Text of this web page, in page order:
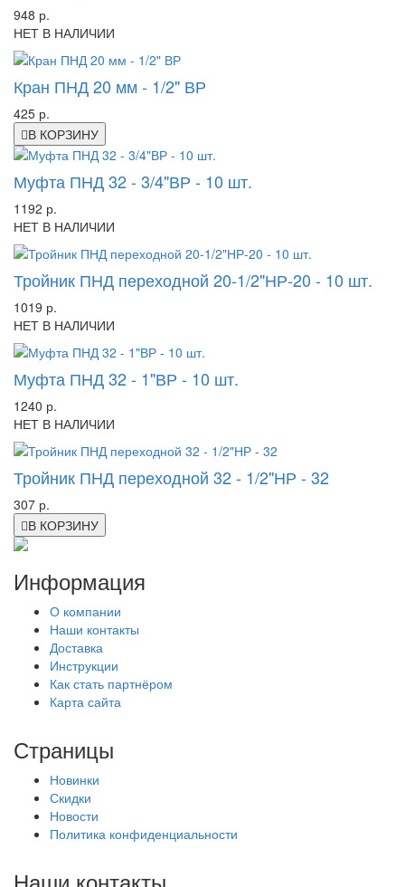
948 р.
НЕТ В НАЛИЧИИ
Кран ПНД 20 мм - 1/2" ВР
425 р.
В КОРЗИНУ
Муфта ПНД 32 - 3/4"ВР - 10 шт.
1192 р.
НЕТ В НАЛИЧИИ
Тройник ПНД переходной 20-1/2"НР-20 - 10 шт.
1019 р.
НЕТ В НАЛИЧИИ
Муфта ПНД 32 - 1"ВР - 10 шт.
1240 р.
НЕТ В НАЛИЧИИ
Тройник ПНД переходной 32 - 1/2"НР - 32
307 р.
В КОРЗИНУ
Информация
О компании
Наши контакты
Доставка
Инструкции
Как стать партнёром
Карта сайта
Страницы
Новинки
Скидки
Новости
Политика конфиденциальности